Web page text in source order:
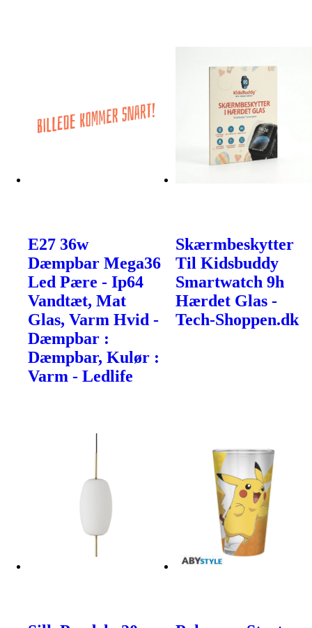
E27 36w
Dæmpbar Mega36
Led Pære - Ip64
Vandtæt, Mat
Glas, Varm Hvid -
Dæmpbar :
Dæmpbar, Kulør :
Varm - Ledlife
Skærmbeskytter
Til Kidsbuddy
Smartwatch 9h
Hærdet Glas -
Tech-Shoppen.dk